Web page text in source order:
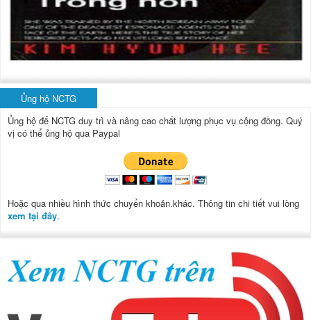
Ủng hộ NCTG
Ủng hộ để NCTG duy trì và nâng cao chất lượng phục vụ cộng đồng. Quý
vị có thể ủng hộ qua Paypal
Hoặc qua nhiều hình thức chuyển khoản.khác. Thông tin chi tiết vui lòng
xem tại đây.